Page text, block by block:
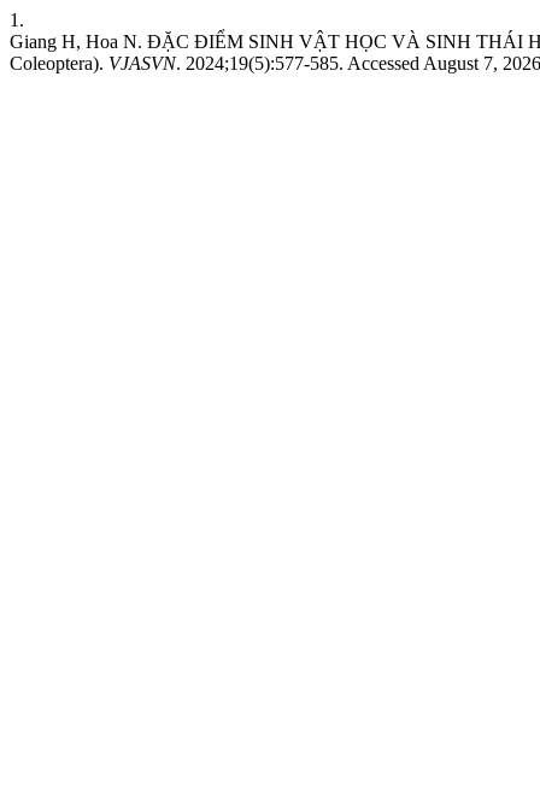
1.
Giang H, Hoa N. ĐẶC ĐIỂM SINH VẬT HỌC VÀ SINH THÁI
Coleoptera). VJASVN. 2024;19(5):577-585. Accessed August 7,